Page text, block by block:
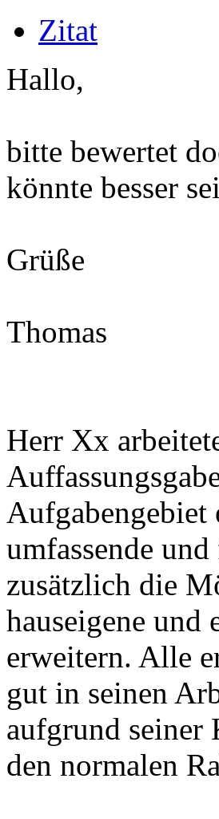
Zitat
Hallo,
bitte bewertet
könnte besser
Grüße
Thomas
Herr Xx
umfassende
zusätzlich die
hauseigene und
erweitern. Alle
gut in seinen
aufgrund seiner
den normalen